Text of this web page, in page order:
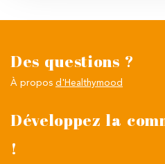
Des questions ?
À propos d'Healthymood
Développez la
!